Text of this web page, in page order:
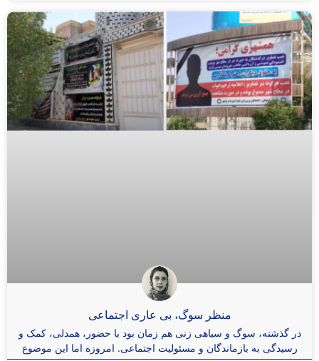
منظر سوگ، بی عاری اجتماعی
در گذشته، سوگ و سیاهی زنی هم زمان بود با حضور، همدلی، کمک و
رسیدگی به بازماندگان و مسئولیت اجتماعی. امروزه اما این موضوع